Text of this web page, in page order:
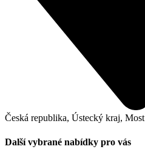
Česká republika, Ústecký kraj, Most
Další vybrané nabídky pro vás